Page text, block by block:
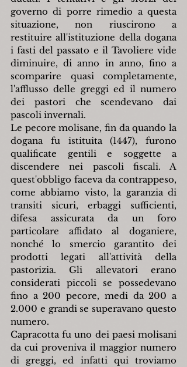
governo di porre rimedio a questa
situazione, non riuscirono a
restituire all'istituzione della dogana
i fasti del passato e il Tavoliere vide
diminuire, di anno in anno, fino a
scomparire quasi completamente,
l'afflusso delle greggi ed il numero
dei pastori che scendevano dai
pascoli invernali.
Le pecore molisane, fin da quando la
dogana fu istituita (1447), furono
qualificate gentili e soggette a
discendere nei pascoli fiscali. A
quest'obbligo faceva da contrappeso,
come abbiamo visto, la garanzia di
transiti sicuri, erbaggi sufficienti,
difesa assicurata da un foro
particolare affidato al doganiere,
nonché lo smercio garantito dei
prodotti legati all'attività della
pastorizia. Gli allevatori erano
considerati piccoli se possedevano
fino a 200 pecore, medi da 200 a
2.000 e grandi se superavano questo
numero.
Capracotta fu uno dei paesi molisani
da cui proveniva il maggior numero
di greggi, ed infatti qui troviamo